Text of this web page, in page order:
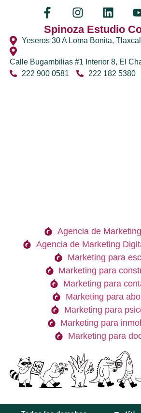
Spinoza Estudio
Yeseros 30 A Loma Bonita,
Calle Bugambilias #1 Interior 8, El
222 900 0581
222 182 5380
Agencia de
Agencia de Marketing
Marketing para
Marketing para
Marketing para
Marketing para
Marketing para
Marketing para
Marketing para